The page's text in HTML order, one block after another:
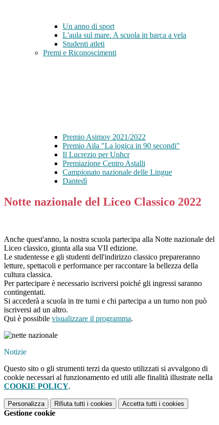
Un anno di sport
L'aula sul mare. A scuola in barca a vela
Studenti atleti
Premi e Riconoscimenti
Premio Asimov 2021/2022
Premio Aila "La logica in 90 secondi"
Il Lucrezio per Unhcr
Premiazione Centro Astalli
Campionato nazionale delle Lingue
Dantedì
Notte nazionale del Liceo Classico 2022
Anche quest'anno, la nostra scuola partecipa alla Notte nazionale del
Liceo classico, giunta alla sua VII edizione.
Le studentesse e gli studenti dell'indirizzo classico prepareranno
letture, spettacoli e performance per raccontare la bellezza della
cultura classica.
Per partecipare è necessario iscriversi poiché gli ingressi saranno
contingentati.
Si accederà a scuola in tre turni e chi partecipa a un turno non può
iscriversi ad un altro.
Qui è possibile visualizzare il programma.
Notizie
Questo sito o gli strumenti terzi da questo utilizzati si avvalgono di
cookie necessari al funzionamento ed utili alle finalità illustrate nella
COOKIE POLICY.
Personalizza Rifiuta tutti i cookies Accetta tutti i cookies
Gestione cookie